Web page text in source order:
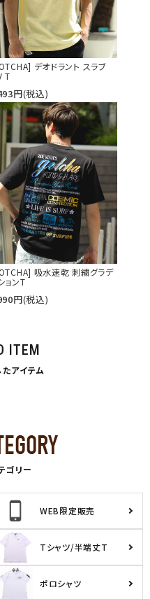
デオドラント スラブ
T
円(税込)
吸水速乾 刺繍グラデ
ョンT
円(税込)
ITEM
アイテム
ゴリー
WEB限定販売
Tシャツ/半端丈T
ポロシャツ